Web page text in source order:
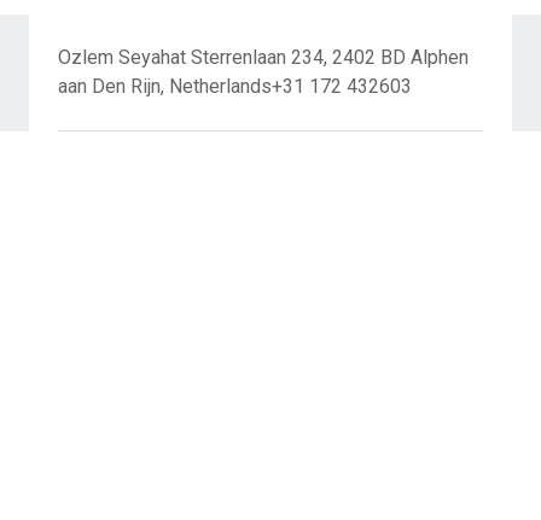
Ozlem Seyahat Sterrenlaan 234, 2402 BD Alphen
aan Den Rijn, Netherlands+31 172 432603